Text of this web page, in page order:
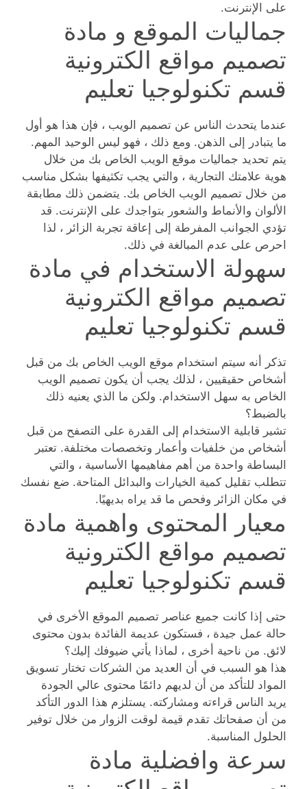
على الإنترنت.
جماليات الموقع و مادة
تصميم مواقع الكترونية
قسم تكنولوجيا تعليم
عندما يتحدث الناس عن تصميم الويب ، فإن هذا هو أول
ما يتبادر إلى الذهن. ومع ذلك ، فهو ليس الوحيد المهم.
يتم تحديد جماليات موقع الويب الخاص بك من خلال
هوية علامتك التجارية ، والتي يجب تكثيفها بشكل مناسب
من خلال تصميم الويب الخاص بك. يتضمن ذلك مطابقة
الألوان والأنماط والشعور بتواجدك على الإنترنت. قد
تؤدي الجوانب المفرطة إلى إعاقة تجربة الزائر ، لذا
احرص على عدم المبالغة في ذلك.
سهولة الاستخدام في مادة
تصميم مواقع الكترونية
قسم تكنولوجيا تعليم
تذكر أنه سيتم استخدام موقع الويب الخاص بك من قبل
أشخاص حقيقيين ، لذلك يجب أن يكون تصميم الويب
الخاص به سهل الاستخدام. ولكن ما الذي يعنيه ذلك
بالضبط؟
تشير قابلية الاستخدام إلى القدرة على التصفح من قبل
أشخاص من خلفيات وأعمار وتخصصات مختلفة. تعتبر
البساطة واحدة من أهم مفاهيمها الأساسية ، والتي
تتطلب تقليل كمية الخيارات والبدائل المتاحة. ضع نفسك
في مكان الزائر وفحص ما قد يراه بديهيًا.
معيار المحتوى واهمية مادة
تصميم مواقع الكترونية
قسم تكنولوجيا تعليم
حتى إذا كانت جميع عناصر تصميم الموقع الأخرى في
حالة عمل جيدة ، فستكون عديمة الفائدة بدون محتوى
لائق. من ناحية أخرى ، لماذا يأتي ضيوفك إليك؟
هذا هو السبب في أن العديد من الشركات تختار تسويق
المواد للتأكد من أن لديهم دائمًا محتوى عالي الجودة
يريد الناس قراءته ومشاركته. يستلزم هذا الدور التأكد
من أن صفحاتك تقدم قيمة لوقت الزوار من خلال توفير
الحلول المناسبة.
سرعة وافضلية مادة